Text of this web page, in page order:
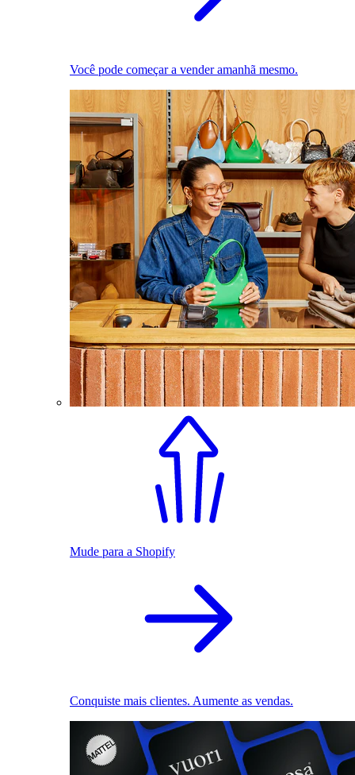
Você pode começar a vender amanhã mesmo.
Mude para a Shopify
Conquiste mais clientes. Aumente as vendas.